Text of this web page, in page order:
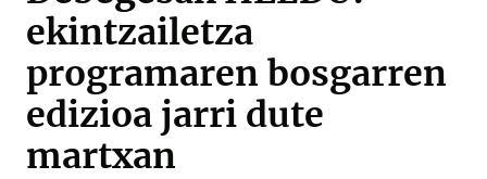
ekintzailetza
programaren bosgarren
edizioa jarri dute
martxan